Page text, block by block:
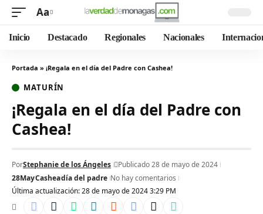
Aa
Inicio Destacado Regionales Nacionales
Portada » ¡Regala en el día del Padre con Cashea!
MATURÍN
¡Regala en el día del Padre con
Cashea!
Última actualización: 28 de mayo de 2024 3:29 PM
PorStephanie de los Ángeles
Publicado 28 de mayo de 2024
28MayCasheadía del padre No hay comentarios